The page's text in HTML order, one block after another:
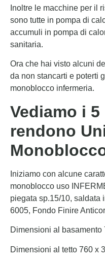
Inoltre le macchine per il
sono tutte in pompa di
accumuli in pompa di
sanitaria.
Ora che hai visto alcuni
da non stancarti e poterti
monoblocco infermeria.
Vediamo i
rendono
Iniziamo con alcune
monoblocco uso
piegata sp.15/10, saldata
6005, Fondo Finire
Dimensioni al basamento
Dimensioni al tetto 760 x